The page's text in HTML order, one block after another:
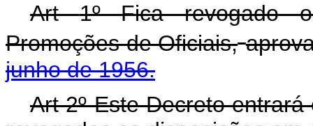
Art
1º Fica revogado
Promoções de Oficiais,
junho de 1956.
Art 2º Este Decreto